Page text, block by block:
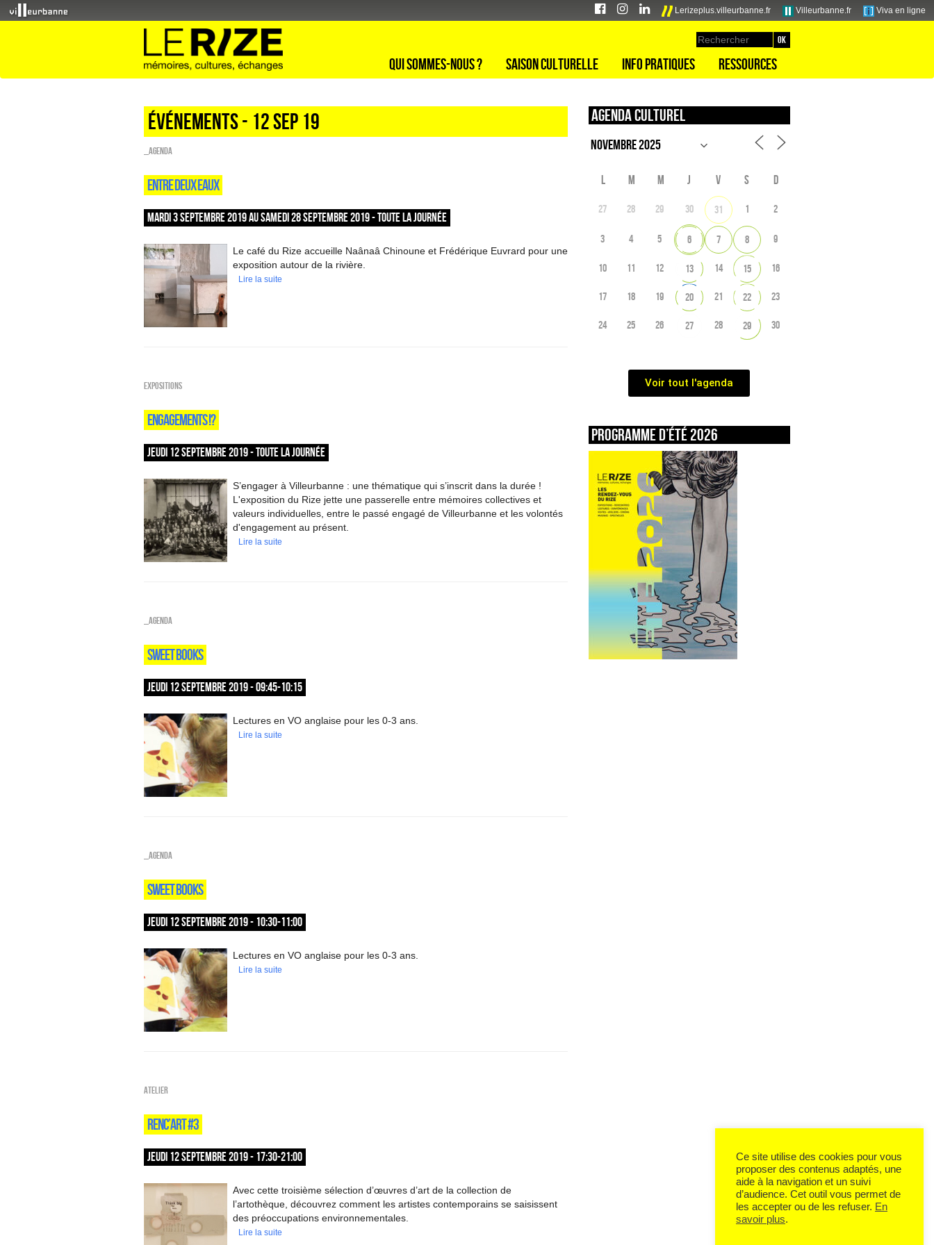
Lerizeplus.villeurbanne.fr Villeurbanne.fr Viva en ligne
Qui sommes-nous ? Saison culturelle Info pratiques Ressources
Événements - 12 Sep 19
_Agenda
ENTRE DEUX EAUX
MARDI 3 SEPTEMBRE 2019 AU SAMEDI 28 SEPTEMBRE 2019 - TOUTE LA JOURNÉE
Le café du Rize accueille Naânaâ Chinoune et Frédérique Euvrard pour une
exposition autour de la rivière.
Lire la suite
EXPOSITIONS
ENGAGEMENTS !?
JEUDI 12 SEPTEMBRE 2019 - TOUTE LA JOURNÉE
S’engager à Villeurbanne : une thématique qui s’inscrit dans la durée !
L'exposition du Rize jette une passerelle entre mémoires collectives et
valeurs individuelles, entre le passé engagé de Villeurbanne et les volontés
d'engagement au présent.
Lire la suite
_Agenda
SWEET BOOKS
JEUDI 12 SEPTEMBRE 2019 - 09:45-10:15
Lectures en VO anglaise pour les 0-3 ans.
Lire la suite
_Agenda
SWEET BOOKS
JEUDI 12 SEPTEMBRE 2019 - 10:30-11:00
Lectures en VO anglaise pour les 0-3 ans.
Lire la suite
Atelier
RENC’ART #3
JEUDI 12 SEPTEMBRE 2019 - 17:30-21:00
Avec cette troisième sélection d’œuvres d’art de la collection de
l’artothèque, découvrez comment les artistes contemporains se saisissent
des préoccupations environnementales.
Lire la suite
Agenda culturel
L M M J V S D
27 28 29 30 31 1 2
3 4 5 6 7 8 9
10 11 12 13 14 15 16
17 18 19 20 21 22 23
24 25 26 27 28 29 30
Voir tout l'agenda
Programme d’été 2026
Ce site utilise des cookies pour vous
proposer des contenus adaptés, une
aide à la navigation et un suivi
d’audience. Cet outil vous permet de
les accepter ou de les refuser. En
savoir plus.